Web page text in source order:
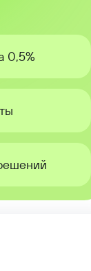
0,5%